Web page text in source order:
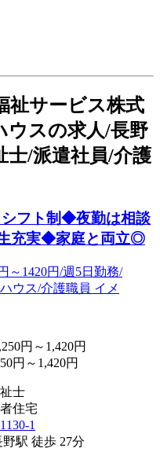
祉サービス株式
スの求人/長野
士/派遣社員/介護
シフト制◆夜勤は相談
充実◆家庭と両立◎
円～1,420円
円～1,420円
士
住宅
1
駅 徒歩 27分